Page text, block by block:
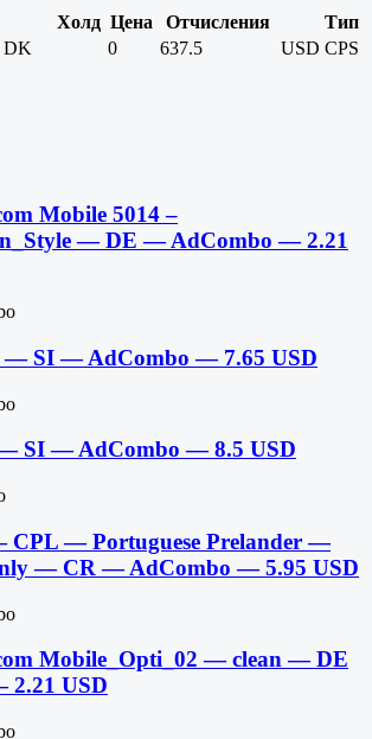
Холд Цена Отчисления
Тип
DK
0 637.5 USD CPS
Mobile 5014 –
— DE — AdCombo — 2.21
— SI — AdCombo — 7.65 USD
SI — AdCombo — 8.5 USD
CPL — Portuguese Prelander —
— CR — AdCombo — 5.95 USD
Mobile_Opti_02 — clean — DE
USD